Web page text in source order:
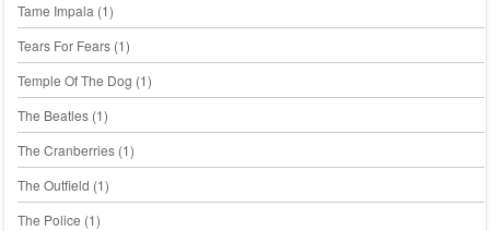
Tame Impala (1)
Tears For Fears(1)
Temple Of The Dog (1)
The Beatles(1)
The Cranberries(1)
The Outfield (1)
The Police (1)